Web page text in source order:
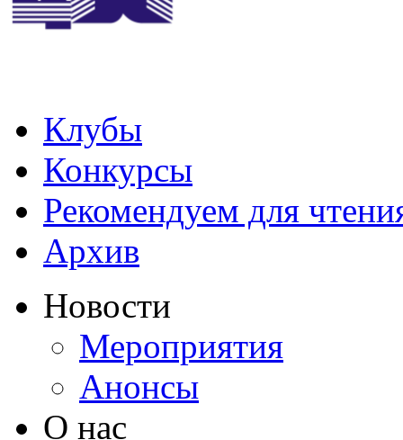
Клубы
Конкурсы
Рекомендуем для
Архив
Новости
Мероприятия
Анонсы
О нас